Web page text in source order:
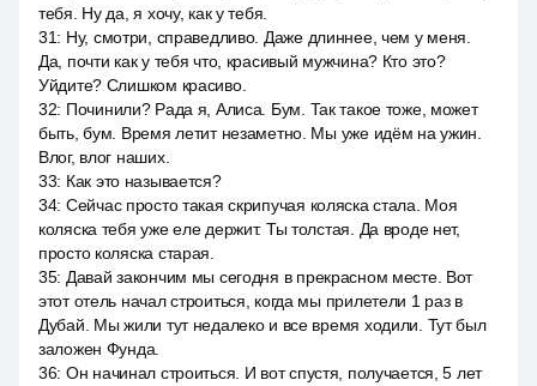
тебя. Ну да, я хочу, как у тебя.
31: Ну, смотри, справедливо. Даже длиннее, чем у меня.
Да, почти как у тебя что, красивый мужчина? Кто это?
Уйдите? Слишком красиво.
32: Починили? Рада я, Алиса. Бум. Так такое тоже, может
быть, бум. Время летит незаметно. Мы уже идём на ужин.
Влог, влог наших.
33: Как это называется?
34: Сейчас просто такая скрипучая коляска стала. Моя
коляска тебя уже еле держит. Ты толстая. Да вроде нет,
просто коляска старая.
35: Давай закончим мы сегодня в прекрасном месте. Вот
этот отель начал строиться, когда мы прилетели 1 раз в
Дубай. Мы жили тут недалеко и все время ходили. Тут был
заложен Фунда.
36: Он начинал строиться. И вот спустя, получается, 5 лет